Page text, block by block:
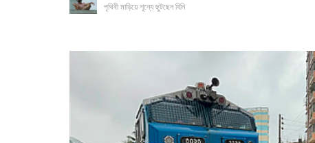
পৃথিবী মাড়িয়ে শূন্যে ছুটছেন যিনি